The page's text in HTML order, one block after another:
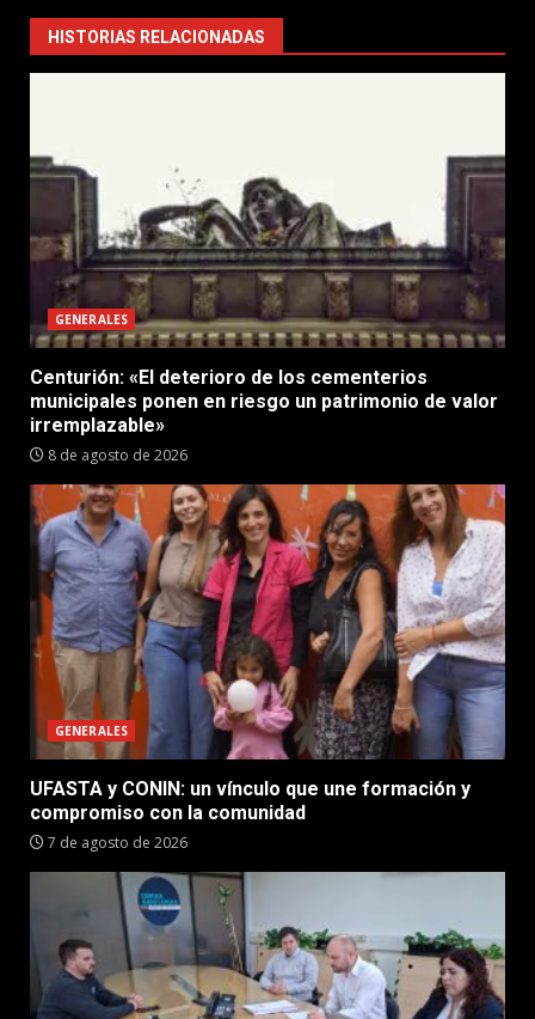
HISTORIAS RELACIONADAS
GENERALES
Centurión: «El deterioro de los cementerios
municipales ponen en riesgo un patrimonio de valor
irremplazable»
8 de agosto de 2026
GENERALES
UFASTA y CONIN: un vínculo que une formación y
compromiso con la comunidad
7 de agosto de 2026